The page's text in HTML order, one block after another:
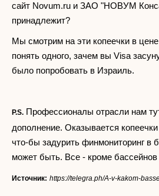
сайт Novum.ru и ЗАО "НОВУМ
принадлежит?
Мы смотрим на эти копеечки в
понять одного, зачем вы Visa
было попробовать в Израиль.
P.S. Профессионалы отрасли нам
дополнение. Оказывается
что-бы задурить финмониторинг в
может быть. Все - кроме бассейнов
Источник: https://telegra.ph/A-v-kakom-